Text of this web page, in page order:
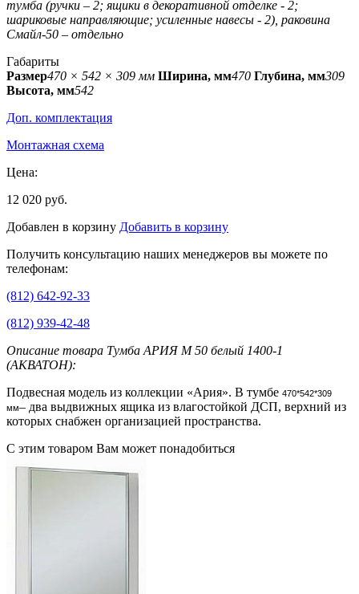
тумба (ручки – 2; ящики в декоративной отделке - 2;
шариковые направляющие; усиленные навесы - 2), раковина
Смайл-50 – отдельно
Габариты
Размер470 × 542 × 309 мм Ширина, мм470 Глубина, мм309
Высота, мм542
Доп. комплектация
Монтажная схема
Цена:
12 020 руб.
Добавлен в корзину Добавить в корзину
Получить консультацию наших менеджеров вы можете по
телефонам:
(812) 642-92-33
(812) 939-42-48
Описание товара Тумба АРИЯ М 50 белый 1400-1
(АКВАТОН):
Подвесная модель из коллекции «Ария». В тумбе 470*542*309
мм– два выдвижных ящика из влагостойкой ДСП, верхний из
которых снабжен организацией пространства.
С этим товаром Вам может понадобиться